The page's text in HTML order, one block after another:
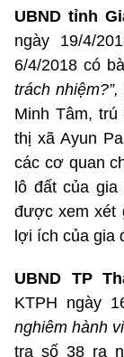
UBND tỉnh
ngày 19/4/
6/4/2018 có
trách nhiệm?”,
Minh Tâm,
thị xã Ayun
các cơ quan
lô đất của gia
được xem xét
lợi ích của gia
UBND TP
KTPH ngày
nghiêm hành
tra số 38 ra